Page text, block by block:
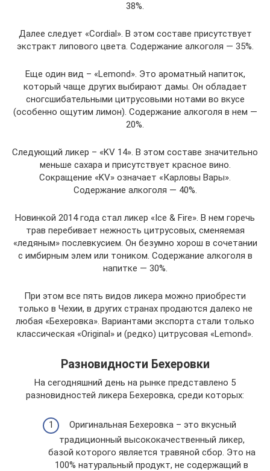
38%.
Далее следует «Cordial». В этом составе присутствует
экстракт липового цвета. Содержание алкоголя — 35%.
Еще один вид – «Lemond». Это ароматный напиток,
который чаще других выбирают дамы. Он обладает
сногсшибательными цитрусовыми нотами во вкусе
(особенно ощутим лимон). Содержание алкоголя в нем —
20%.
Следующий ликер – «KV 14». В этом составе значительно
меньше сахара и присутствует красное вино.
Сокращение «KV» означает «Карловы Вары».
Содержание алкоголя — 40%.
Новинкой 2014 года стал ликер «Ice & Fire». В нем горечь
трав перебивает нежность цитрусовых, сменяемая
«ледяным» послевкусием. Он безумно хорош в сочетании
с имбирным элем или тоником. Содержание алкоголя в
напитке — 30%.
При этом все пять видов ликера можно приобрести
только в Чехии, в других странах продаются далеко не
любая «Бехеровка». Вариантами экспорта стали только
классическая «Original» и (редко) цитрусовая «Lemond».
Разновидности Бехеровки
На сегодняшний день на рынке представлено 5
разновидностей ликера Бехеровка, среди которых:
Оригинальная Бехеровка – это вкусный
традиционный высококачественный ликер,
базой которого является травяной сбор. Это на
100% натуральный продукт, не содержащий в